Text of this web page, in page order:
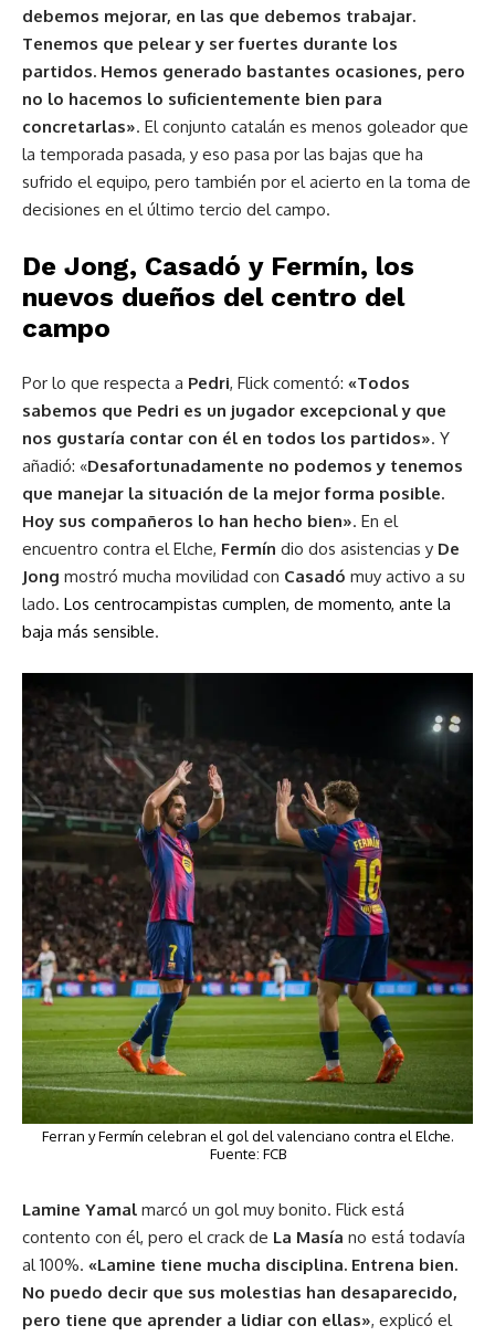
debemos mejorar, en las que debemos trabajar.
Tenemos que pelear y ser fuertes durante los
partidos. Hemos generado bastantes ocasiones, pero
no lo hacemos lo suficientemente bien para
concretarlas». El conjunto catalán es menos goleador que
la temporada pasada, y eso pasa por las bajas que ha
sufrido el equipo, pero también por el acierto en la toma de
decisiones en el último tercio del campo.
De Jong, Casadó y Fermín, los
nuevos dueños del centro del
campo
Por lo que respecta a Pedri, Flick comentó: «Todos
sabemos que Pedri es un jugador excepcional y que
nos gustaría contar con él en todos los partidos». Y
añadió: «Desafortunadamente no podemos y tenemos
que manejar la situación de la mejor forma posible.
Hoy sus compañeros lo han hecho bien». En el
encuentro contra el Elche, Fermín dio dos asistencias y De
Jong mostró mucha movilidad con Casadó muy activo a su
lado. Los centrocampistas cumplen, de momento, ante la
baja más sensible.
Ferran y Fermín celebran el gol del valenciano contra el Elche.
Fuente: FCB
Lamine Yamal marcó un gol muy bonito. Flick está
contento con él, pero el crack de La Masía no está todavía
al 100%. «Lamine tiene mucha disciplina. Entrena bien.
No puedo decir que sus molestias han desaparecido,
pero tiene que aprender a lidiar con ellas», explicó el